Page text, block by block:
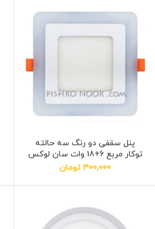
پنل سقفی دو رنگ سه حالته
توكار مربع 6+18 وات سان لوکس
300,000 تومان